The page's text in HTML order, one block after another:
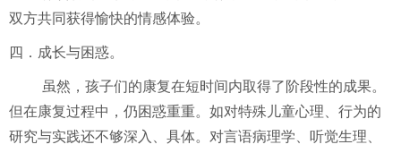
双方共同获得愉快的情感体验。
四．成长与困惑。
虽然，孩子们的康复在短时间内取得了阶段性的成果。
但在康复过程中，仍困惑重重。如对特殊儿童心理、行为的
研究与实践还不够深入、具体。对言语病理学、听觉生理、